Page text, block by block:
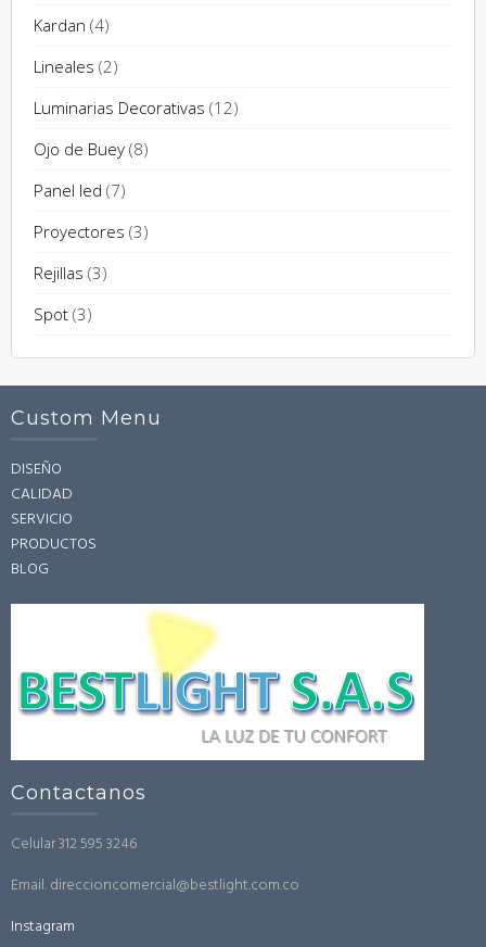
Kardan (4)
Lineales (2)
Luminarias Decorativas (12)
Ojo de Buey (8)
Panel led (7)
Proyectores (3)
Rejillas (3)
Spot (3)
Custom Menu
DISEÑO
CALIDAD
SERVICIO
PRODUCTOS
BLOG
Contactanos
Celular 312 595 3246
Email. direccioncomercial@bestlight.com.co
Instagram